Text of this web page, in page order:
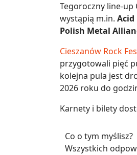
Tegoroczny line-up
wystąpią m.in. Acid
Polish Metal
Cieszanów Rock
przygotowali pięć
kolejna pula jest
2026 roku do
Karnety i bilety
Co o tym myślisz?
Wszystkich